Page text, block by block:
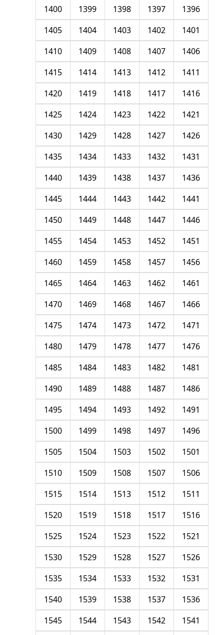
1396
1397
1398
1399
1400
1401
1402
1403
1404
1405
1406
1407
1408
1409
1410
1411
1412
1413
1414
1415
1416
1417
1418
1419
1420
1421
1422
1423
1424
1425
1426
1427
1428
1429
1430
1431
1432
1433
1434
1435
1436
1437
1438
1439
1440
1441
1442
1443
1444
1445
1446
1447
1448
1449
1450
1451
1452
1453
1454
1455
1456
1457
1458
1459
1460
1461
1462
1463
1464
1465
1466
1467
1468
1469
1470
1471
1472
1473
1474
1475
1476
1477
1478
1479
1480
1481
1482
1483
1484
1485
1486
1487
1488
1489
1490
1491
1492
1493
1494
1495
1496
1497
1498
1499
1500
1501
1502
1503
1504
1505
1506
1507
1508
1509
1510
1511
1512
1513
1514
1515
1516
1517
1518
1519
1520
1521
1522
1523
1524
1525
1526
1527
1528
1529
1530
1531
1532
1533
1534
1535
1536
1537
1538
1539
1540
1541
1542
1543
1544
1545